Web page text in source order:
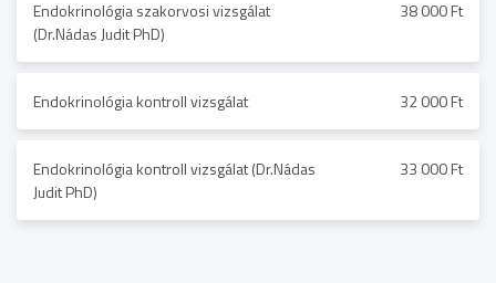
Endokrinológia szakorvosi vizsgálat
(Dr.Nádas Judit PhD)
38 000 Ft
Endokrinológia kontroll vizsgálat 32 000 Ft
Endokrinológia kontroll vizsgálat (Dr.Nádas
Judit PhD)
33 000 Ft